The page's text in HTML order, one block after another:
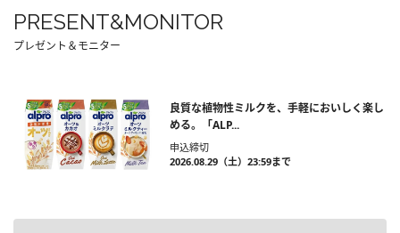
PRESENT&MONITOR
プレゼント＆モニター
良質な植物性ミルクを、手軽においしく楽し
める。「ALP...
申込締切
2026.08.29（土）23:59まで